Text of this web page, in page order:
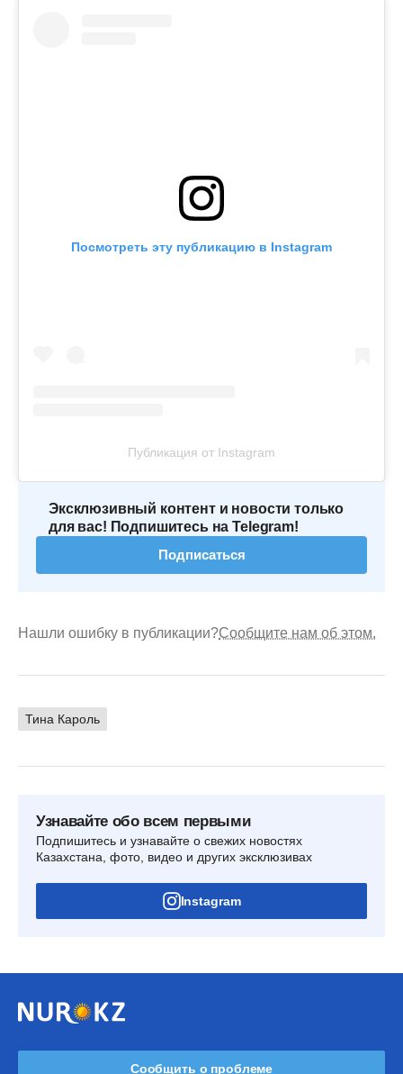
Посмотреть эту публикацию в Instagram
Публикация от Instagram
Эксклюзивный контент и новости только
для вас! Подпишитесь на Telegram!
Подписаться
Нашли ошибку в публикации?Сообщите нам об этом.
Тина Кароль
Узнавайте обо всем первыми
Подпишитесь и узнавайте о свежих новостях
Казахстана, фото, видео и других эксклюзивах
Instagram
Сообщить о проблеме